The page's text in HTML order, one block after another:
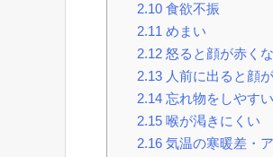
2.10食欲不振
2.11 めまい
2.12怒ると顔が赤く
2.13人前に出ると顔
2.14忘れ物をしやすい
2.15喉が渇きにくい
2.16気温の寒暖差・